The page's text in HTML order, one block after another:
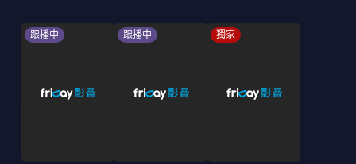
跟播中 跟播中 獨家